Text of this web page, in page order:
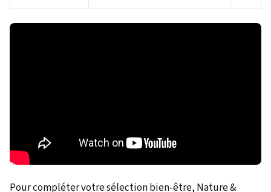
Pour compléter votre sélection bien-être, Nature &